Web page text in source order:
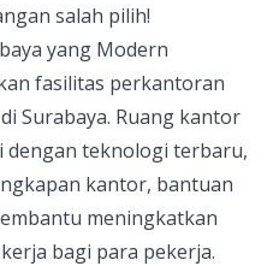
salah pilih!
yang Modern
fasilitas perkantoran
Surabaya. Ruang kantor
dengan teknologi terbaru,
kantor, bantuan
meningkatkan
bagi para pekerja.